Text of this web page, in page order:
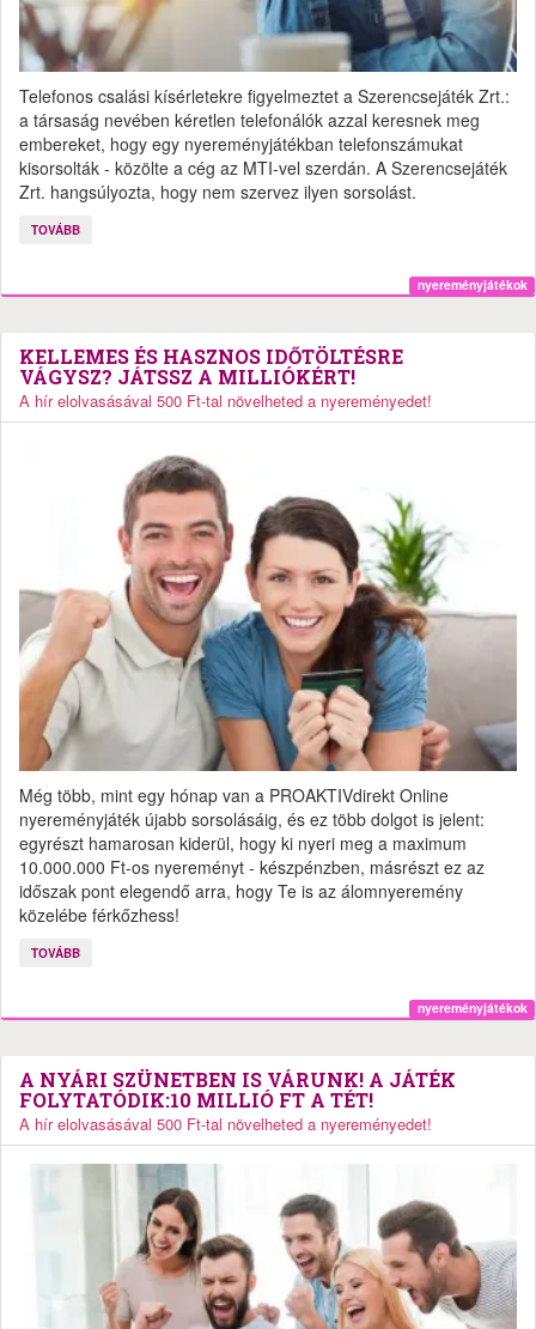
Telefonos csalási kísérletekre figyelmeztet a Szerencsejáték Zrt.:
a társaság nevében kéretlen telefonálók azzal keresnek meg
embereket, hogy egy nyereményjátékban telefonszámukat
kisorsolták - közölte a cég az MTI-vel szerdán. A Szerencsejáték
Zrt. hangsúlyozta, hogy nem szervez ilyen sorsolást.
TOVÁBB
nyereményjátékok
KELLEMES ÉS HASZNOS IDŐTÖLTÉSRE
VÁGYSZ? JÁTSSZ A MILLIÓKÉRT!
A hír elolvasásával 500 Ft-tal növelheted a nyereményedet!
Még több, mint egy hónap van a PROAKTIVdirekt Online
nyereményjáték újabb sorsolásáig, és ez több dolgot is jelent:
egyrészt hamarosan kiderül, hogy ki nyeri meg a maximum
10.000.000 Ft-os nyereményt - készpénzben, másrészt ez az
időszak pont elegendő arra, hogy Te is az álomnyeremény
közelébe férkőzhess!
TOVÁBB
nyereményjátékok
A NYÁRI SZÜNETBEN IS VÁRUNK! A JÁTÉK
FOLYTATÓDIK:10 MILLIÓ FT A TÉT!
A hír elolvasásával 500 Ft-tal növelheted a nyereményedet!